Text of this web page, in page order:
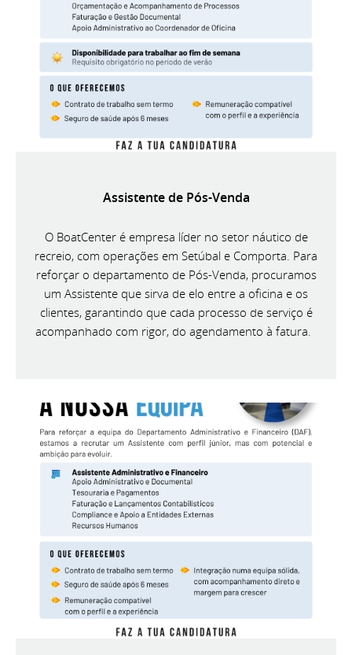
Assistente de Pós-Venda
O BoatCenter é empresa líder no setor náutico de
recreio, com operações em Setúbal e Comporta. Para
reforçar o departamento de Pós-Venda, procuramos
um Assistente que sirva de elo entre a oficina e os
clientes, garantindo que cada processo de serviço é
acompanhado com rigor, do agendamento à fatura.